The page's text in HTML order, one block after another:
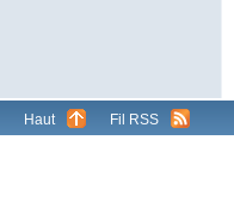
Haut Fil RSS